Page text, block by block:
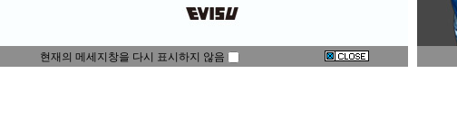
현재의 메세지창을 다시 표시하지 않음